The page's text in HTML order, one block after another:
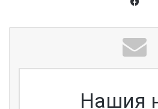
bo
ok
Нашия